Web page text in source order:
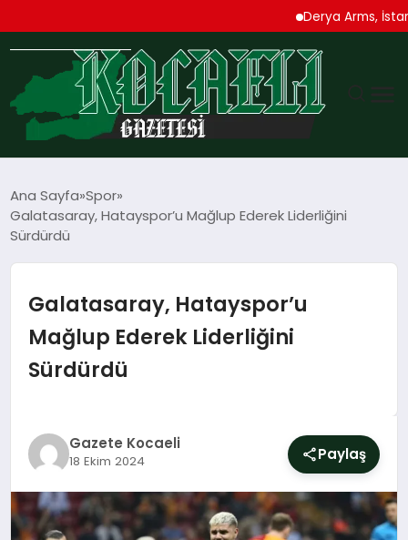
Derya Arms,
TEKNOLOJI
MAGAZIN
YAŞAM
DÜNYA
Ana Sayfa Spor
Galatasaray, Hatayspor’u Mağlup Ederek Liderliğini
Sürdürdü
Galatasaray, Hatayspor’u
Mağlup Ederek Liderliğini
Sürdürdü
Gazete Kocaeli
18 Ekim 2024 Paylaş